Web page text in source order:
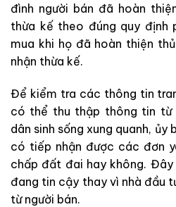
đình người bán đã hoàn
thừa kế theo đúng quy định
mua khi họ đã hoàn thiện
nhận thừa kế.
Để kiểm tra các thông tin
có thể thu thập thông tin từ
dân sinh sống xung quanh, ủy
có tiếp nhận được các đơn
chấp đất đai hay không.
đang tin cậy thay vì nhà đầu
từ người bán.